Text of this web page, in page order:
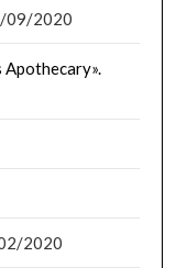
09/2020
Apothecary».
2020